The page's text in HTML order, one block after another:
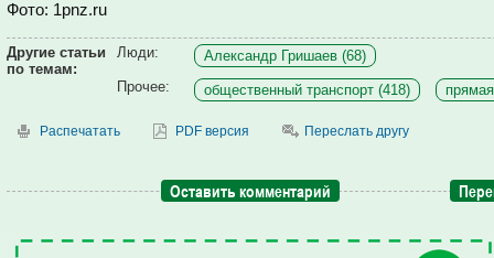
Фото: 1pnz.ru
Другие статьи
по темам:
Люди:
Александр Гришаев (68)
Прочее:
общественный транспорт (418)
Распечатать PDF версия Переслать другу
Оставить комментарий